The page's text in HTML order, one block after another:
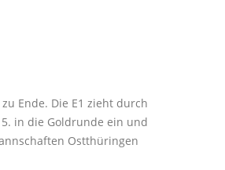
Ende. Die E1 zieht durch
in die Goldrunde ein und
Ostthüringen